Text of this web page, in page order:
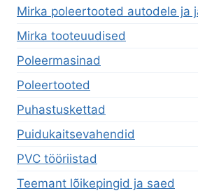
Mirka poleertooted autodele ja
Mirka tooteuudised
Poleermasinad
Poleertooted
Puhastuskettad
Puidukaitsevahendid
PVC tööriistad
Teemant lõikepingid ja saed